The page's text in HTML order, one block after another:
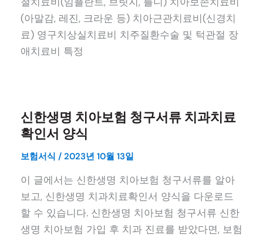
(아말감, 레진, 크라운 등) 치아근관치료비(신경치
료) 영구치상실치료비 치주질환수술 및 턱관절 장
애치료비 특정
신한생명 치아보험 청구서류 치과치료
확인서 양식
보험서식 / 2023년 10월 13일
이 글에서는 신한생명 치아보험 청구서류를 알아
보고, 신한생명 치과치료확인서 양식을 다운로드
할 수 있습니다. 신한생명 치아보험 청구서류 신한
생명 치아보험 가입 후 치과 진료를 받았다면, 보험